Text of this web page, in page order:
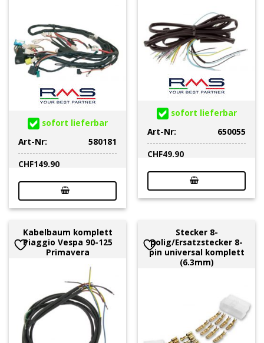
sofort lieferbar
Art-Nr:
580181
CHF149.90
sofort lieferbar
Art-Nr:
650055
CHF49.90
Kabelbaum komplett
Piaggio Vespa 90-125
Primavera
Stecker 8-
polig/Ersatzstecker 8-
pin universal komplett
(6.3mm)